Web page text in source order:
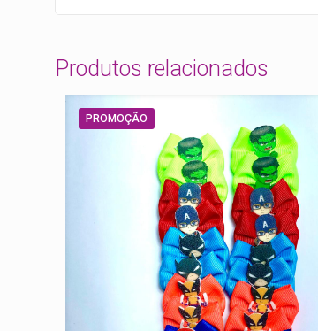
Produtos relacionados
PROMOÇÃO